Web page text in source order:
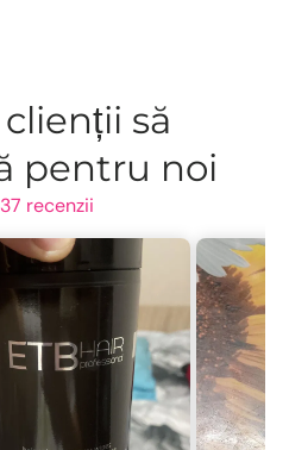
să
pentru noi
recenzii